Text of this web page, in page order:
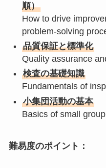
順）
How to drive
problem-solving
品質保証と標準化
Quality assurance
検査の基礎知識
Fundamentals of
小集団活動の基本
Basics of small
難易度のポイント：